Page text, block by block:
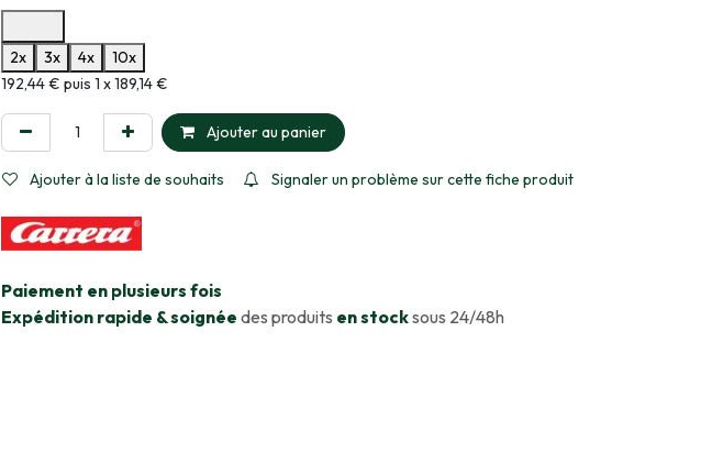
2x
3x 4x
10x
Informations sur le plan de paiement sélectionné
192,44 € puis 1 x 189,14 €
Ajouter au panier
Ajouter à la liste de souhaits Signaler un problème sur cette fiche produit
​Paiement en plusieurs fois
Expédition rapide & soignée des produits en stocksous 24/48h